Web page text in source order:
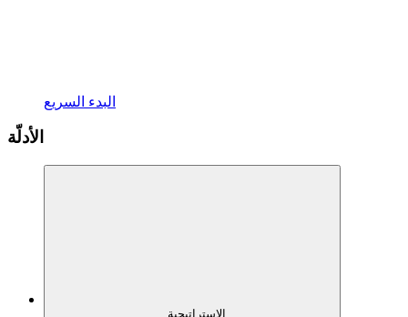
البدء السريع
الأدلّة
الاستراتيجية